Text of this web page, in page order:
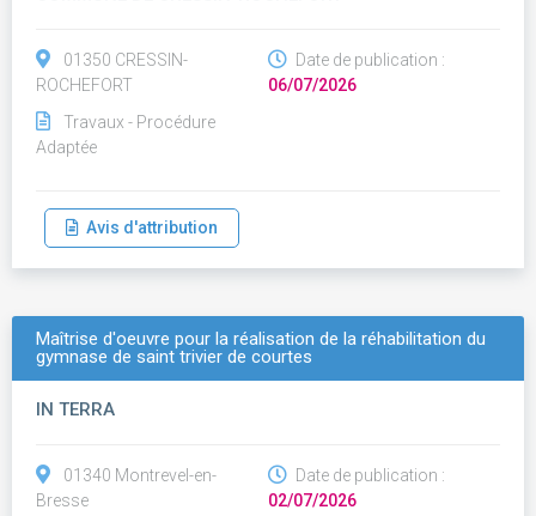
01350 CRESSIN-
ROCHEFORT
Travaux - Procédure
Adaptée
Date de publication :
06/07/2026
Avis d'attribution
Maîtrise d'oeuvre pour la réalisation de la réhabilitation du
gymnase de saint trivier de courtes
IN TERRA
01340 Montrevel-en-
Bresse
Date de publication :
02/07/2026